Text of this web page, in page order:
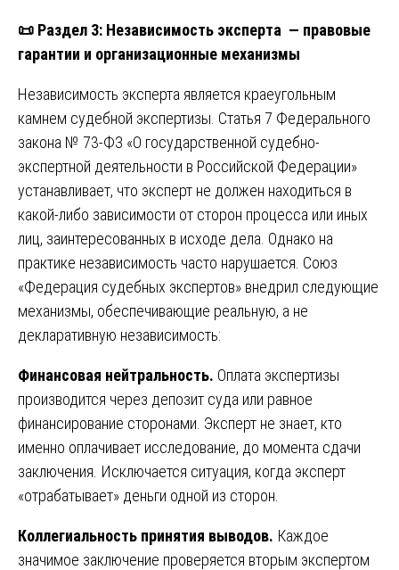
📜 Раздел 3: Независимость эксперта — правовые
гарантии и организационные механизмы
Независимость эксперта является краеугольным
камнем судебной экспертизы. Статья 7 Федерального
закона № 73-ФЗ «О государственной судебно-
экспертной деятельности в Российской Федерации»
устанавливает, что эксперт не должен находиться в
какой-либо зависимости от сторон процесса или иных
лиц, заинтересованных в исходе дела. Однако на
практике независимость часто нарушается. Союз
«Федерация судебных экспертов» внедрил следующие
механизмы, обеспечивающие реальную, а не
декларативную независимость:
Финансовая нейтральность. Оплата экспертизы
производится через депозит суда или равное
финансирование сторонами. Эксперт не знает, кто
именно оплачивает исследование, до момента сдачи
заключения. Исключается ситуация, когда эксперт
«отрабатывает» деньги одной из сторон.
Коллегиальность принятия выводов. Каждое
значимое заключение проверяется вторым экспертом